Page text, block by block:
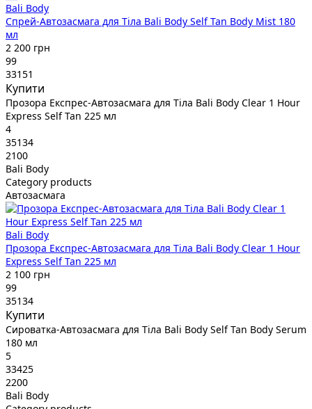
Bali Body
Спрей-Автозасмага для Тіла Bali Body Self Tan Body Mist 180
мл
2 200 грн
99
33151
Купити
Прозора Експрес-Автозасмага для Тіла Bali Body Clear 1 Hour
Express Self Tan 225 мл
4
35134
2100
Bali Body
Category products
Автозасмага
Bali Body
Прозора Експрес-Автозасмага для Тіла Bali Body Clear 1 Hour
Express Self Tan 225 мл
2 100 грн
99
35134
Купити
Сироватка-Автозасмага для Тіла Bali Body Self Tan Body Serum
180 мл
5
33425
2200
Bali Body